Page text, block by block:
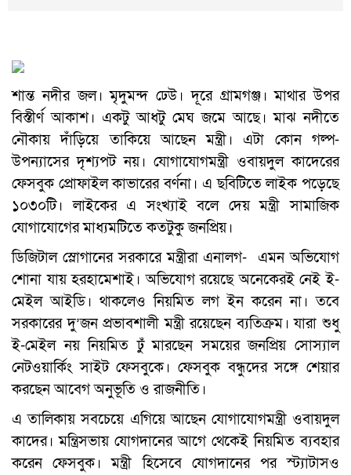
শান্ত নদীর জল। মৃদুমন্দ ঢেউ। দূরে গ্রামগঞ্জ। মাথার উপর
বিস্তীর্ণ আকাশ। একটু আধটু মেঘ জমে আছে। মাঝ নদীতে
নৌকায় দাঁড়িয়ে তাকিয়ে আছেন মন্ত্রী। এটা কোন গল্প-
উপন্যাসের দৃশ্যপট নয়। যোগাযোগমন্ত্রী ওবায়দুল কাদেরের
ফেসবুক প্রোফাইল কাভারের বর্ণনা। এ ছবিটিতে লাইক পড়েছে
১০৩০টি। লাইকের এ সংখ্যাই বলে দেয় মন্ত্রী সামাজিক
যোগাযোগের মাধ্যমটিতে কতটুকু জনপ্রিয়।
ডিজিটাল স্লোগানের সরকারে মন্ত্রীরা এনালগ- এমন অভিযোগ
শোনা যায় হরহামেশাই। অভিযোগ রয়েছে অনেকেরই নেই ই-
মেইল আইডি। থাকলেও নিয়মিত লগ ইন করেন না। তবে
সরকারের দু’জন প্রভাবশালী মন্ত্রী রয়েছেন ব্যতিক্রম। যারা শুধু
ই-মেইল নয় নিয়মিত ঢুঁ মারছেন সময়ের জনপ্রিয় সোস্যাল
নেটওয়ার্কিং সাইট ফেসবুকে। ফেসবুক বন্ধুদের সঙ্গে শেয়ার
করছেন আবেগ অনুভূতি ও রাজনীতি।
এ তালিকায় সবচেয়ে এগিয়ে আছেন যোগাযোগমন্ত্রী ওবায়দুল
কাদের। মন্ত্রিসভায় যোগদানের আগে থেকেই নিয়মিত ব্যবহার
করেন ফেসবুক। মন্ত্রী হিসেবে যোগদানের পর স্ট্যাটাসও